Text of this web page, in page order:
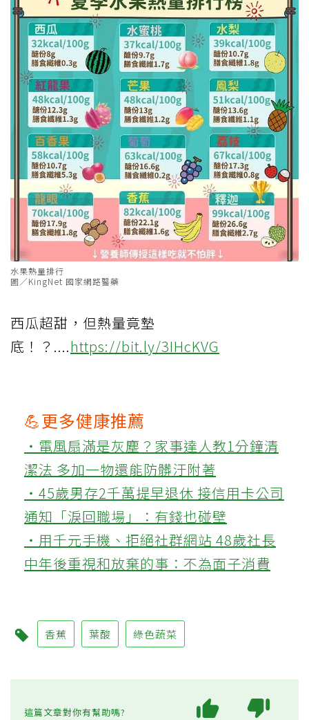
水果熱量排行
圖／KingNet 國家網路醫藥
西瓜超甜，但熱量竟墊
底！？....https://bit.ly/3IHcKVG
💪更多健康推薦
‧電風扇滿是灰塵？家事達人教1分鐘清
潔法 多加一物還能防髒汙附著
‧45歲男存2千萬提早退休 接信用卡公司
通知「淚回職場」：有錢也碰壁
‧用千元手機、拒絕社群網站 48歲社長
中年後重視和放棄的事：不為面子消費
香蕉 葉酸 綠色蔬菜
這篇文章對你有幫助嗎?